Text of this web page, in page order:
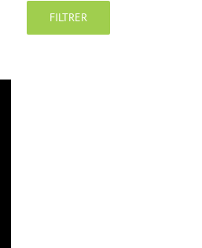
FILTRER